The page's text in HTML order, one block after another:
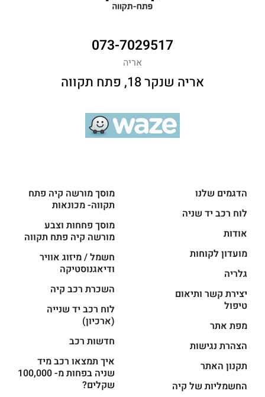
073-7029517
אריה
אריה שנקר 18, פתח תקווה
הדגמים שלנו
לוח רכב יד שניה
אודות
מועדון לקוחות
גלריה
יצירת קשר ותיאום
טיפול
מפת אתר
הצהרת נגישות
תקנון האתר
החשמליות של קיה
מוסך מורשה קיה פתח
תקווה- מכונאות
מוסך פחחות וצבע
מורשה קיה פתח תקווה
חשמל / מיזוג אוויר
ודיאגנוסטיקה
השכרת רכב קיה
לוח רכב יד שנייה
(ארכיון)
חדשות רכב
איך תמצאו רכב מיד
שניה בפחות מ- 100,000
שקלים?